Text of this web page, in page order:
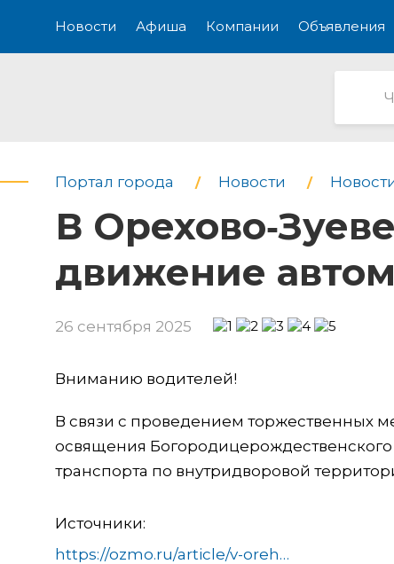
Новости Афиша Компании Объявления
Портал города Новости
В
движение
26 сентября 2025
Вниманию водителей!
В связи с проведением торжественных
освящения
транспорта по внутридворовой
Источники:
https://ozmo.ru/article/v-orehovo-zueve-budet-vremenno-ogranicheno-dvizhenie-avtomobilej-711935